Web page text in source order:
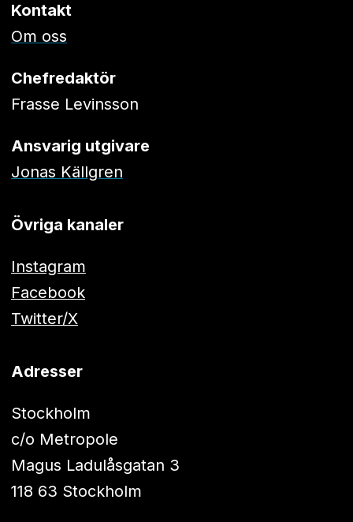
Kontakt
Om oss
Chefredaktör
Frasse Levinsson
Ansvarig utgivare
Jonas Källgren
Övriga kanaler
Instagram
Facebook
Twitter/X
Adresser
Stockholm
c/o Metropole
Magus Ladulåsgatan 3
118 63 Stockholm